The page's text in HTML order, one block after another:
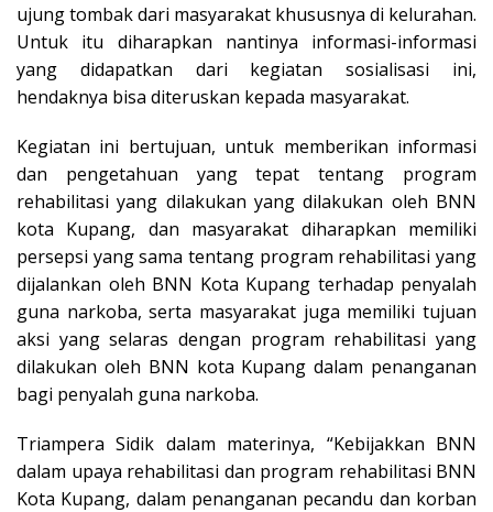
ujung tombak dari masyarakat khususnya di kelurahan.
Untuk itu diharapkan nantinya informasi-informasi
yang didapatkan dari kegiatan sosialisasi ini,
hendaknya bisa diteruskan kepada masyarakat.
Kegiatan ini bertujuan, untuk memberikan informasi
dan pengetahuan yang tepat tentang program
rehabilitasi yang dilakukan yang dilakukan oleh BNN
kota Kupang, dan masyarakat diharapkan memiliki
persepsi yang sama tentang program rehabilitasi yang
dijalankan oleh BNN Kota Kupang terhadap penyalah
guna narkoba, serta masyarakat juga memiliki tujuan
aksi yang selaras dengan program rehabilitasi yang
dilakukan oleh BNN kota Kupang dalam penanganan
bagi penyalah guna narkoba.
Triampera Sidik dalam materinya, “Kebijakkan BNN
dalam upaya rehabilitasi dan program rehabilitasi BNN
Kota Kupang, dalam penanganan pecandu dan korban